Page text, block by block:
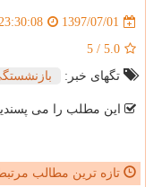
1397/07/01
5.0
/
5
تگهای خبر:
این مطلب را می
تازه ترین مطالب